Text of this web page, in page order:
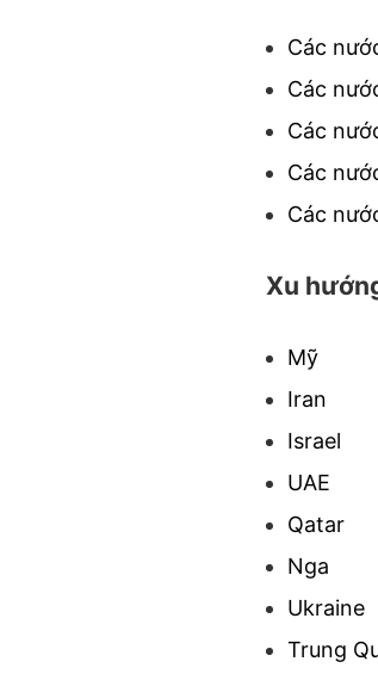
Các
Các
Các
Các
Các
Xu
Mỹ
Iran
Israel
UAE
Qatar
Nga
Ukraine
Trung